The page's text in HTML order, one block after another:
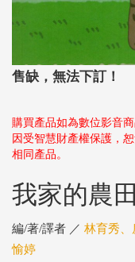
售缺，無法下訂！
購買產品如為數位影音
因受智慧財產權保護，
相同產品。
我家的農
編/著/譯者 ／ 林育秀、
愉婷